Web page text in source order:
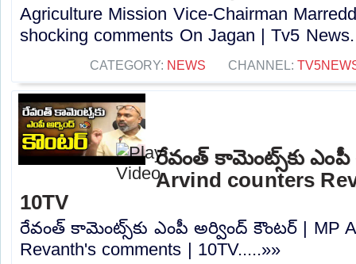
Agriculture Mission Vice-Chairman
shocking comments On Jagan | Tv5
CATEGORY: NEWS CHANNEL:
రేవంత్ కామెంట్స్‌కు ఎంపీ
Arvind counters
10TV
రేవంత్ కామెంట్స్‌కు ఎంపీ అర్వింద్ కౌంటర్ | MP
Revanth's comments | 10TV.....»»